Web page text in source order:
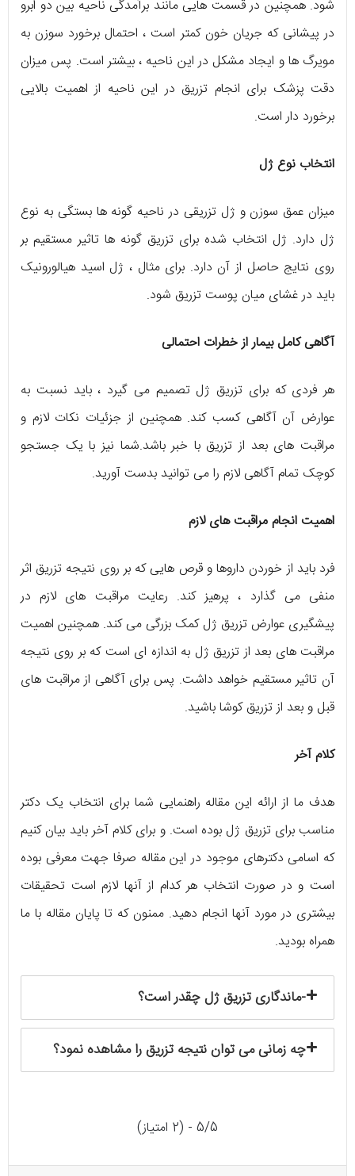
شود. همچنین در قسمت هایی مانند برآمدگی ناحیه بین دو ابرو
در پیشانی که جریان خون کمتر است ، احتمال برخورد سوزن به
مویرگ ها و ایجاد مشکل در این ناحیه ، بیشتر است. پس میزان
دقت پزشک برای انجام تزریق در این ناحیه از اهمیت بالایی
برخورد دار است.
انتخاب نوع ژل
میزان عمق سوزن و ژل تزریقی در ناحیه گونه ها بستگی به نوع
ژل دارد. ژل انتخاب شده برای تزریق گونه ها تاثیر مستقیم بر
روی نتایج حاصل از آن دارد. برای مثال ، ژل اسید هیالورونیک
باید در غشای میان پوست تزریق شود.
آگاهی کامل بیمار از خطرات احتمالی
هر فردی که برای تزریق ژل تصمیم می گیرد ، باید نسبت به
عوارض آن آگاهی کسب کند. همچنین از جزئیات نکات لازم و
مراقبت های بعد از تزریق با خبر باشد.شما نیز با یک جستجو
کوچک تمام آگاهی لازم را می توانید بدست آورید.
اهمیت انجام مراقبت های لازم
فرد باید از خوردن داروها و قرص هایی که بر روی نتیجه تزریق اثر
منفی می گذارد ، پرهیز کند. رعایت مراقبت های لازم در
پیشگیری عوارض تزریق ژل کمک بزرگی می کند. همچنین اهمیت
مراقبت های بعد از تزریق ژل به اندازه ای است که بر روی نتیجه
آن تاثیر مستقیم خواهد داشت. پس برای آگاهی از مراقبت های
قبل و بعد از تزریق کوشا باشید.
کلام آخر
هدف ما از ارائه این مقاله راهنمایی شما برای انتخاب یک دکتر
مناسب برای تزریق ژل بوده است. و برای کلام آخر باید بیان کنیم
که اسامی دکترهای موجود در این مقاله صرفا جهت معرفی بوده
است و در صورت انتخاب هر کدام از آنها لازم است تحقیقات
بیشتری در مورد آنها انجام دهید. ممنون که تا پایان مقاله با ما
همراه بودید.
-ماندگاری تزریق ژل چقدر است؟
چه زمانی می توان نتیجه تزریق را مشاهده نمود؟
5/5 - (2 امتیاز)